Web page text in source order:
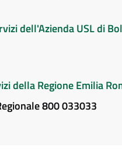
dell'Azienda USL di
della Regione Emilia
800 033033